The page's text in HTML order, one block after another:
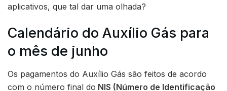
aplicativos, que tal dar uma olhada?
Calendário do Auxílio Gás para
o mês de junho
Os pagamentos do Auxílio Gás são feitos de acordo
com o número final do NIS (Número de Identificação